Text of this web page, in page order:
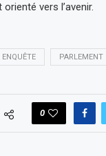
orienté vers l’avenir.
ENQUÊTE PARLEMENT
0